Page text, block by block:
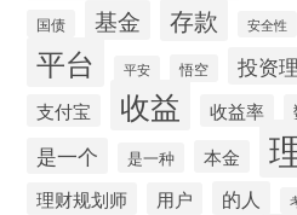
国债 基金 存款 安全性
平台 平安 悟空 投资
支付宝 收益 收益率
是一个 是一种 本金
理财规划师 用户 的人